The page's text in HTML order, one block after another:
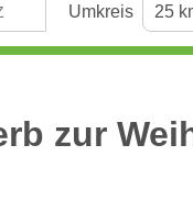
Umkreis
zur